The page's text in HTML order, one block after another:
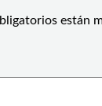
están